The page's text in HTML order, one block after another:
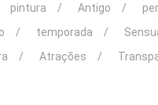
pintura Antigo
temporada
Atrações